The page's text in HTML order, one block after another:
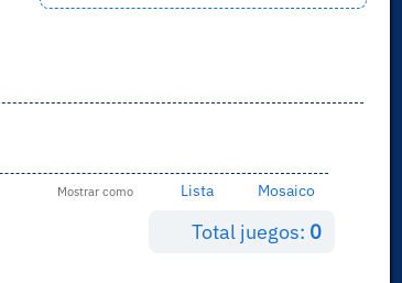
Mostrar como Lista Mosaico
Total juegos: 0